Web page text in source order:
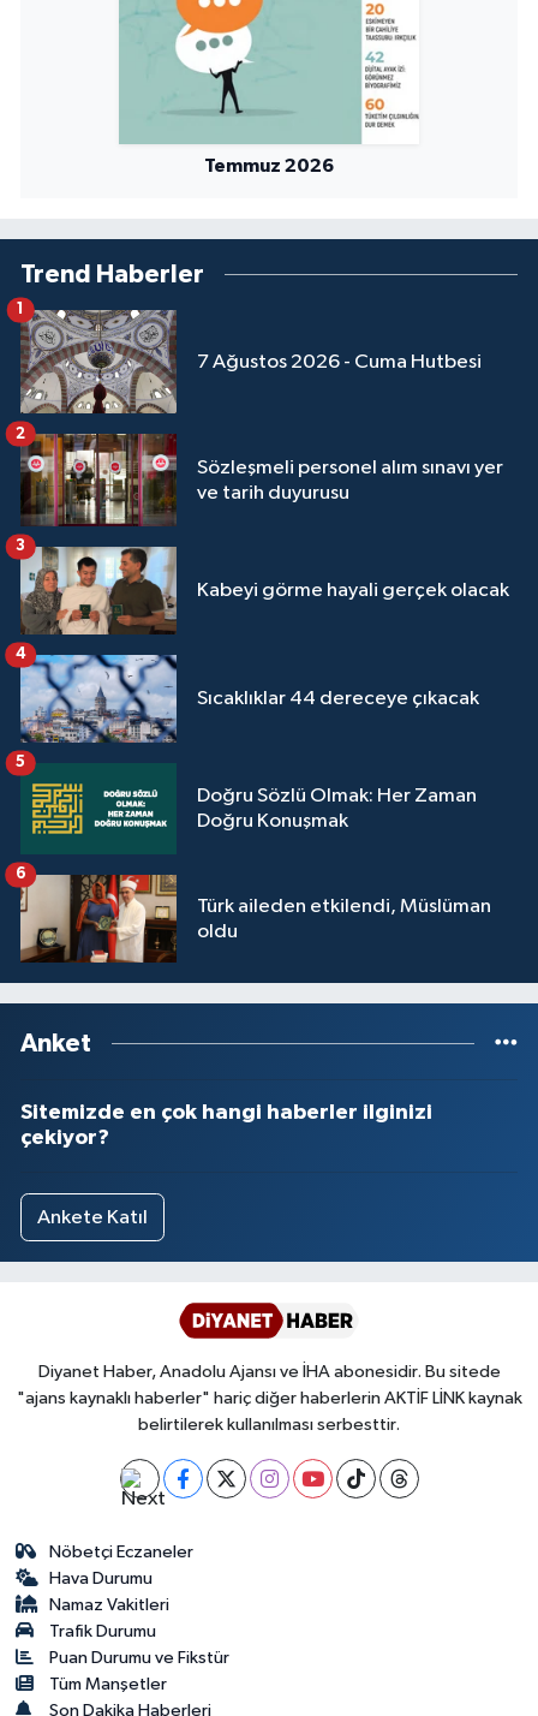
Temmuz 2026
Trend Haberler
7 Ağustos 2026 - Cuma Hutbesi
1
Sözleşmeli personel alım sınavı yer
ve tarih duyurusu
2
Kabeyi görme hayali gerçek olacak
3
Sıcaklıklar 44 dereceye çıkacak
4
Doğru Sözlü Olmak: Her Zaman
Doğru Konuşmak
5
Türk aileden etkilendi, Müslüman
oldu
6
Anket
Sitemizde en çok hangi haberler ilginizi
çekiyor?
Ankete Katıl
Diyanet Haber, Anadolu Ajansı ve İHA abonesidir. Bu sitede
"ajans kaynaklı haberler" hariç diğer haberlerin AKTİF LİNK kaynak
belirtilerek kullanılması serbesttir.
Nöbetçi Eczaneler
Hava Durumu
Namaz Vakitleri
Trafik Durumu
Puan Durumu ve Fikstür
Tüm Manşetler
Son Dakika Haberleri